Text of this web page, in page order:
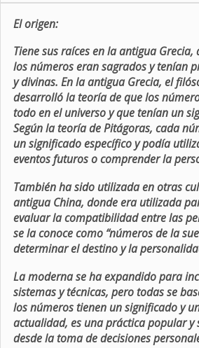
El origen:
Tiene sus raíces en la antigua Grecia,
los números eran sagrados y tenían
y divinas. En la antigua Grecia, el
desarrolló la teoría de que los
todo en el universo y que tenían un
Según la teoría de Pitágoras, cada
un significado específico y podía
eventos futuros o comprender la
También ha sido utilizada en otras
antigua China, donde era utilizada
evaluar la compatibilidad entre las
se la conoce como “números de la
determinar el destino y la
La moderna se ha expandido para
sistemas y técnicas, pero todas se
los números tienen un significado y
actualidad, es una práctica popular y
desde la toma de decisiones